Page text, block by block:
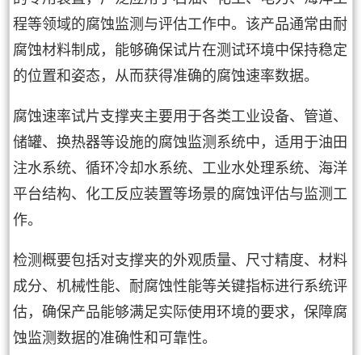
程等领域的腐蚀监测与评估工作中。该产品通常由耐
腐蚀材料制成，能够确保试片在测试环境中保持稳定
的位置和姿态，从而获得准确的腐蚀速率数据。
腐蚀速率试片支撑夹主要用于各类工业设备、管道、
储罐、换热器等设施的腐蚀监测系统中，适用于油田
注水系统、循环冷却水系统、工业水处理系统、海洋
平台结构、化工反应装置等场景的腐蚀评估与监测工
作。
检测概要包括对支撑夹的外观质量、尺寸精度、材料
成分、机械性能、耐腐蚀性能等关键指标进行系统评
估，确保产品能够满足实际使用环境的要求，保障腐
蚀监测数据的准确性和可靠性。